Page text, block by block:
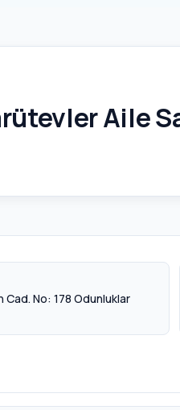
Aile
No: 178 Odunluklar